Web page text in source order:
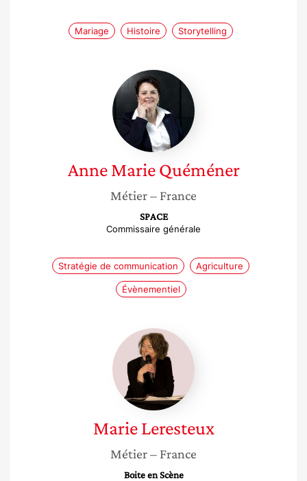
Mariage Histoire Storytelling
Anne
Marie
Quéméner
Anne Marie Quéméner
Métier– France
SPACE
Commissaire générale
Stratégie de communication Agriculture
Évènementiel
Marie
Leresteux
Marie Leresteux
Métier– France
Boite en Scène